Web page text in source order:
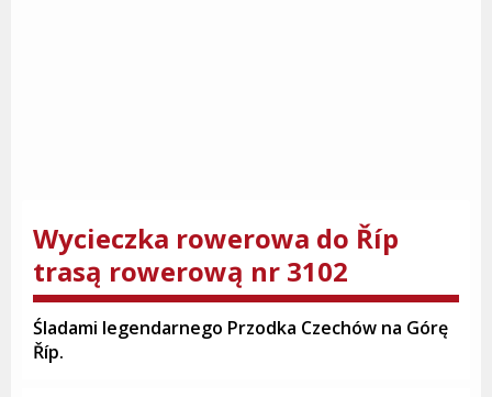
Wycieczka rowerowa do Říp
trasą rowerową nr 3102
Śladami legendarnego Przodka Czechów na Górę
Říp.